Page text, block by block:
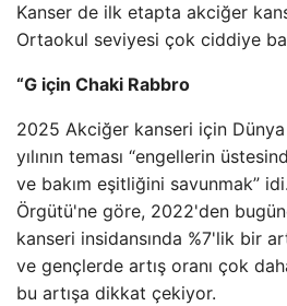
Kanser de ilk etapta akciğer
Ortaokul seviyesi çok ciddiye
“G için Chaki Rabbro
2025 Akciğer kanseri için
yılının teması “engellerin
ve bakım eşitliğini savunmak”
Örgütü'ne göre, 2022'den
kanseri insidansında %7'lik bir
ve gençlerde artış oranı çok
bu artışa dikkat çekiyor.